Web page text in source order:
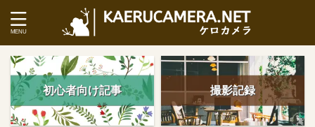
初心者向け記事 撮影記録